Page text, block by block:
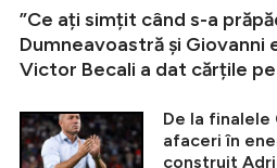
”Ce ați simțit când s-a
Dumneavoastră și Giovanni
Victor Becali a dat cărțile
De la finalele
afaceri în
construit